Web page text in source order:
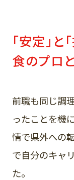
「安定」と
食のプロ
前職も同じ調
ったことを機
情で県外への
で自分のキャ
た。